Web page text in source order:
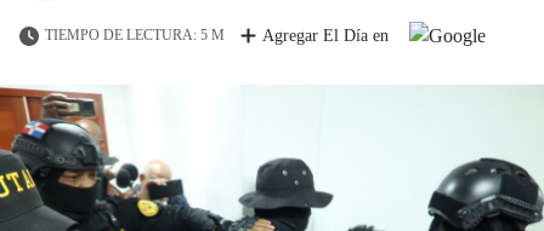
TIEMPO DE LECTURA: 5 M Agregar El Día en